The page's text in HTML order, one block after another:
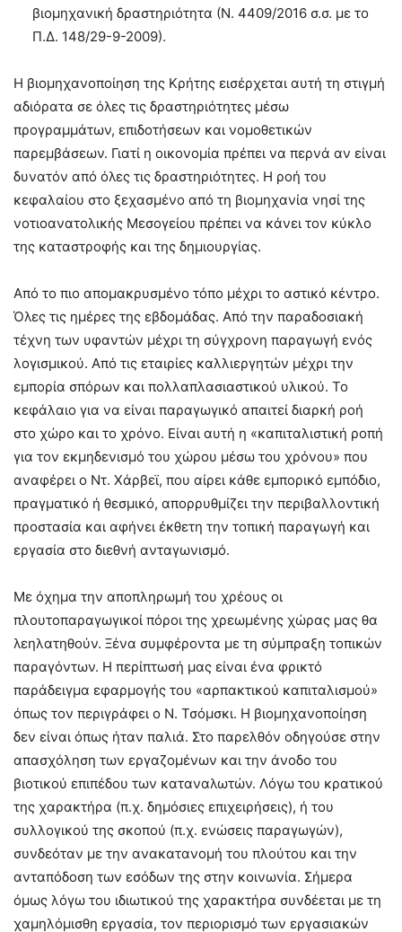
βιομηχανική δραστηριότητα (Ν. 4409/2016 σ.σ. με το
Π.Δ. 148/29-9-2009).
Η βιομηχανοποίηση της Κρήτης εισέρχεται αυτή τη στιγμή
αδιόρατα σε όλες τις δραστηριότητες μέσω
προγραμμάτων, επιδοτήσεων και νομοθετικών
παρεμβάσεων. Γιατί η οικονομία πρέπει να περνά αν είναι
δυνατόν από όλες τις δραστηριότητες. Η ροή του
κεφαλαίου στο ξεχασμένο από τη βιομηχανία νησί της
νοτιοανατολικής Μεσογείου πρέπει να κάνει τον κύκλο
της καταστροφής και της δημιουργίας.
Από το πιο απομακρυσμένο τόπο μέχρι το αστικό κέντρο.
Όλες τις ημέρες της εβδομάδας. Από την παραδοσιακή
τέχνη των υφαντών μέχρι τη σύγχρονη παραγωγή ενός
λογισμικού. Από τις εταιρίες καλλιεργητών μέχρι την
εμπορία σπόρων και πολλαπλασιαστικού υλικού. Το
κεφάλαιο για να είναι παραγωγικό απαιτεί διαρκή ροή
στο χώρο και το χρόνο. Είναι αυτή η «καπιταλιστική ροπή
για τον εκμηδενισμό του χώρου μέσω του χρόνου» που
αναφέρει ο Ντ. Χάρβεϊ, που αίρει κάθε εμπορικό εμπόδιο,
πραγματικό ή θεσμικό, απορρυθμίζει την περιβαλλοντική
προστασία και αφήνει έκθετη την τοπική παραγωγή και
εργασία στο διεθνή ανταγωνισμό.
Με όχημα την αποπληρωμή του χρέους οι
πλουτοπαραγωγικοί πόροι της χρεωμένης χώρας μας θα
λεηλατηθούν. Ξένα συμφέροντα με τη σύμπραξη τοπικών
παραγόντων. Η περίπτωσή μας είναι ένα φρικτό
παράδειγμα εφαρμογής του «αρπακτικού καπιταλισμού»
όπως τον περιγράφει ο Ν. Τσόμσκι. Η βιομηχανοποίηση
δεν είναι όπως ήταν παλιά. Στο παρελθόν οδηγούσε στην
απασχόληση των εργαζομένων και την άνοδο του
βιοτικού επιπέδου των καταναλωτών. Λόγω του κρατικού
της χαρακτήρα (π.χ. δημόσιες επιχειρήσεις), ή του
συλλογικού της σκοπού (π.χ. ενώσεις παραγωγών),
συνδεόταν με την ανακατανομή του πλούτου και την
ανταπόδοση των εσόδων της στην κοινωνία. Σήμερα
όμως λόγω του ιδιωτικού της χαρακτήρα συνδέεται με τη
χαμηλόμισθη εργασία, τον περιορισμό των εργασιακών